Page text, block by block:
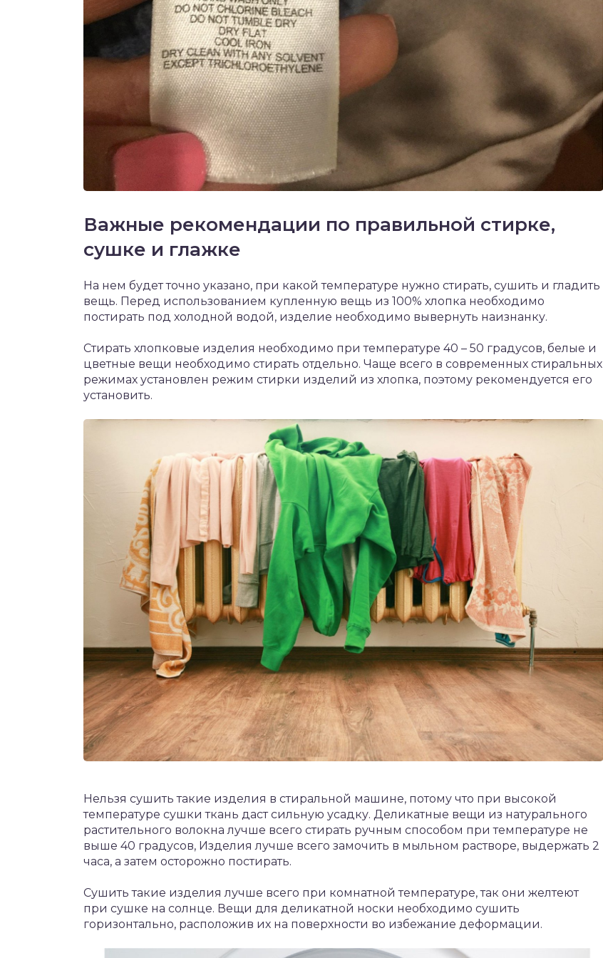
Важные рекомендации по правильной стирке,
сушке и глажке
На нем будет точно указано, при какой температуре нужно стирать, сушить и гладить
вещь. Перед использованием купленную вещь из 100% хлопка необходимо
постирать под холодной водой, изделие необходимо вывернуть наизнанку.
Стирать хлопковые изделия необходимо при температуре 40 – 50 градусов, белые и
цветные вещи необходимо стирать отдельно. Чаще всего в современных стиральных
режимах установлен режим стирки изделий из хлопка, поэтому рекомендуется его
установить.
Нельзя сушить такие изделия в стиральной машине, потому что при высокой
температуре сушки ткань даст сильную усадку. Деликатные вещи из натурального
растительного волокна лучше всего стирать ручным способом при температуре не
выше 40 градусов, Изделия лучше всего замочить в мыльном растворе, выдержать 2
часа, а затем осторожно постирать.
Сушить такие изделия лучше всего при комнатной температуре, так они желтеют
при сушке на солнце. Вещи для деликатной носки необходимо сушить
горизонтально, расположив их на поверхности во избежание деформации.